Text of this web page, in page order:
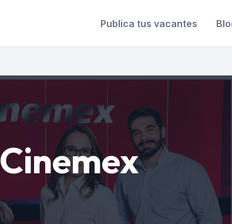
Publica tus vacantes
Cinemex